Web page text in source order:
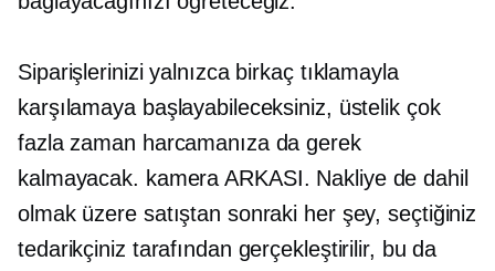
Siparişlerinizi yalnızca birkaç tıklamayla
karşılamaya başlayabileceksiniz, üstelik çok
fazla zaman harcamanıza da gerek
kalmayacak. kamera ARKASI. Nakliye de dahil
olmak üzere satıştan sonraki her şey, seçtiğiniz
tedarikçiniz tarafından gerçekleştirilir, bu da